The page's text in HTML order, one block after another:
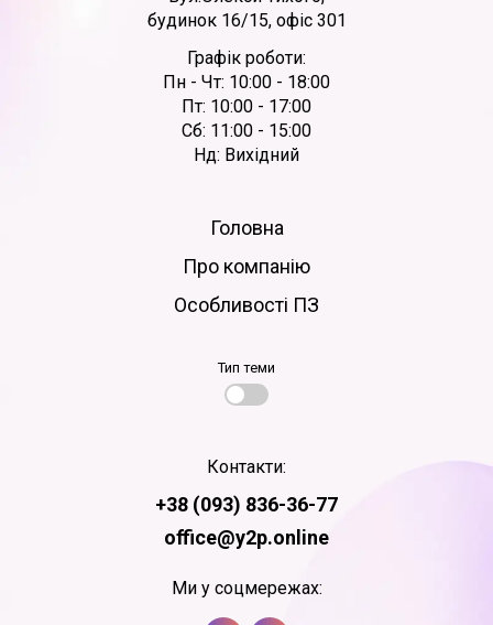
будинок 16/15, офіс 301
Графік роботи:
Пн - Чт: 10:00 - 18:00
Пт: 10:00 - 17:00
Сб: 11:00 - 15:00
Нд: Вихідний
Головна
Про компанію
Особливості ПЗ
Тип теми
Контакти:
+38 (093) 836-36-77
office@y2p.online
Ми у соцмережах: